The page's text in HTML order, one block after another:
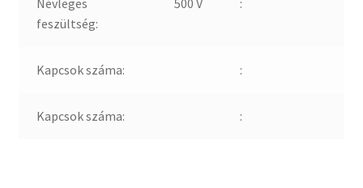
Névleges
feszültség:
500 V :
Kapcsok száma: :
Kapcsok száma: :